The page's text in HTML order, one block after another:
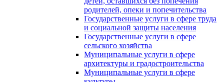
родителей, опеки и попечительства
Государственные услуги в сфере труда
и социальной защиты населения
Государственные услуги в сфере
сельского хозяйства
Муниципальные услуги в сфере
архитектуры и градостроительства
Муниципальные услуги в сфере